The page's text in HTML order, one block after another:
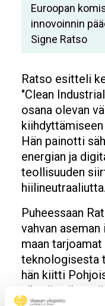
Euroopan
innovoinnin
Signe Ratso
Ratso esitteli
"Clean
osana olevan
Hän painotti
energian ja
teollisuuden
hiilineutraaliutta.
Puheessaan
vahvan
maan
teknologisesta
hän kiitti
vihreän